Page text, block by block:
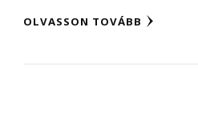
OLVASSON TOVÁBB